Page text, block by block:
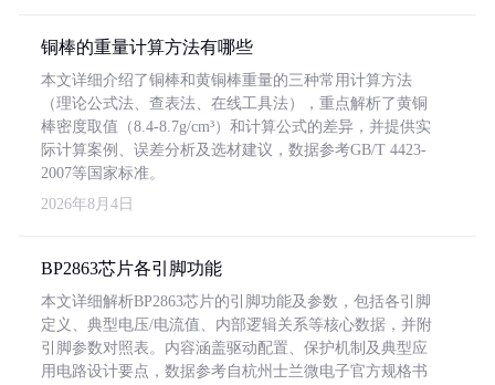
铜棒的重量计算方法有哪些
本文详细介绍了铜棒和黄铜棒重量的三种常用计算方法
（理论公式法、查表法、在线工具法），重点解析了黄铜
棒密度取值（8.4-8.7g/cm³）和计算公式的差异，并提供实
际计算案例、误差分析及选材建议，数据参考GB/T 4423-
2007等国家标准。
2026年8月4日
BP2863芯片各引脚功能
本文详细解析BP2863芯片的引脚功能及参数，包括各引脚
定义、典型电压/电流值、内部逻辑关系等核心数据，并附
引脚参数对照表。内容涵盖驱动配置、保护机制及典型应
用电路设计要点，数据参考自杭州士兰微电子官方规格书